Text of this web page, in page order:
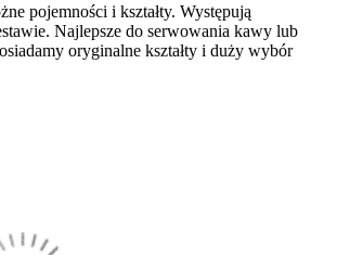
pojemności i kształty. Występują
Najlepsze do serwowania kawy lub
oryginalne kształty i duży wybór